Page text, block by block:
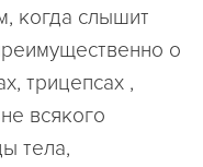
когда слышит
о
трицепсах ,
всякого
тела,